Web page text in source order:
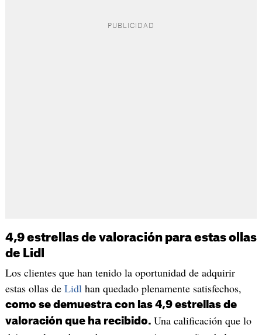
4,9 estrellas de valoración para estas ollas
de Lidl
Los clientes que han tenido la oportunidad de adquirir
estas ollas de Lidlhan quedado plenamente satisfechos,
como se demuestra con las 4,9 estrellas de
valoración que ha recibido. Una calificación que lo